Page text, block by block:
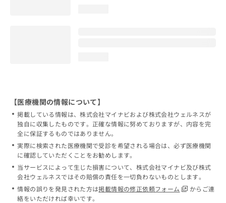
【医療機関の情報について】
掲載している情報は、株式会社マイナビおよび株式会社ウェルネスが
独自に収集したものです。正確な情報に努めておりますが、内容を完
全に保証するものではありません。
実際に検索された医療機関で受診を希望される場合は、必ず医療機関
に確認していただくことをお勧めします。
当サービスによって生じた損害について、株式会社マイナビ及び株式
会社ウェルネスではその賠償の責任を一切負わないものとします。
情報の誤りを発見された方は掲載情報の修正依頼フォーム
からご連
絡をいただければ幸いです。